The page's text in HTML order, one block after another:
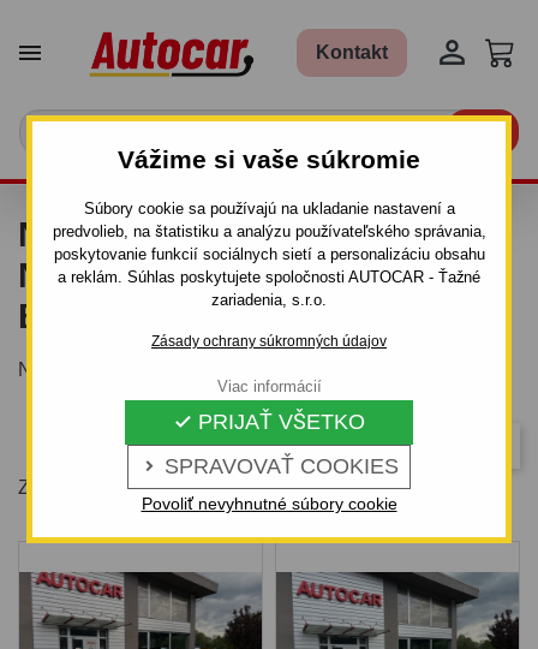
Vážime si vaše súkromie
Súbory cookie sa používajú na ukladanie nastavení a
predvolieb, na štatistiku a analýzu používateľského správania,
poskytovanie funkcií sociálnych sietí a personalizáciu obsahu
a reklám. Súhlas poskytujete spoločnosti AUTOCAR - Ťažné
zariadenia, s.r.o.
Zásady ochrany súkromných údajov
 SPRAVOVAŤ COOKIES
 PRIJAŤ VŠETKO
Povoliť nevyhnutné súbory cookie
Viac informácií
 Kontakt 
NADSTAVBOVÉ BOČNICE A
NÁHRADNÉ DIELY NA
BOČNICE
Nadstavbové bočnice pre prívesné vozíky
Dôležitosť
Zobrazuje sa 1-20 z 27 položiek